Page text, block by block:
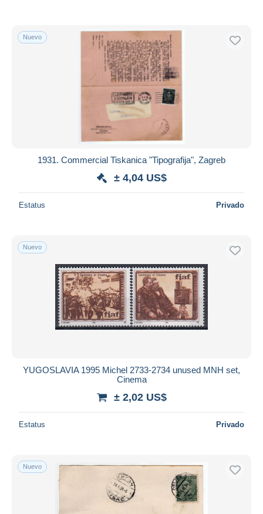
Nuevo
1931. Commercial Tiskanica "Tipografija", Zagreb
± 4,04 US$
Estatus Privado
Nuevo
YUGOSLAVIA 1995 Michel 2733-2734 unused MNH set,
Cinema
± 2,02 US$
Estatus Privado
Nuevo